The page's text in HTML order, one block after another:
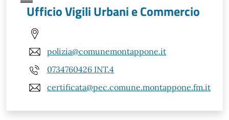
Ufficio Vigili Urbani e Commercio
polizia@comunemontappone.it
0734760426 INT.4
certificata@pec.comune.montappone.fm.it